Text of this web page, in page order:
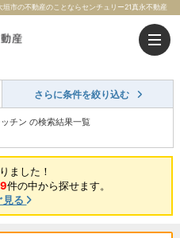
市の不動産のことならセンチュリー21真永不動産
さらに条件を絞り込む
チン の検索結果一覧
ました！
件の中から探せます。
見る